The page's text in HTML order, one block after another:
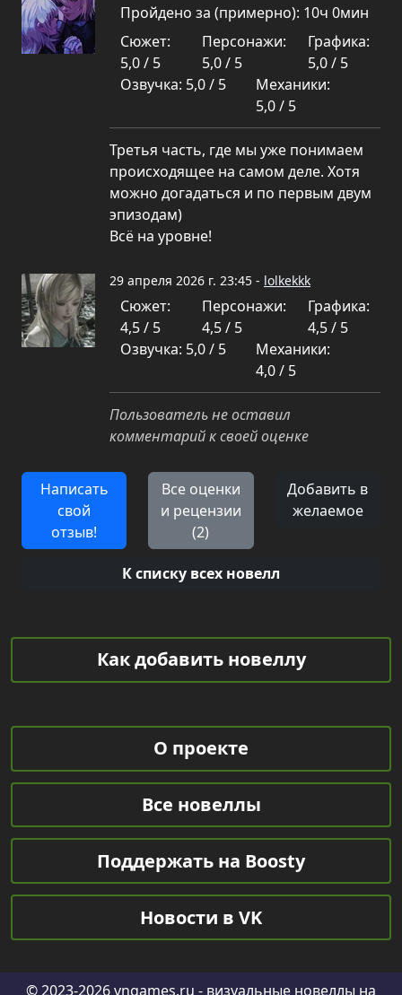
Пройдено за (примерно): 10ч 0мин
Сюжет:
5,0 / 5
Персонажи:
5,0 / 5
Графика:
5,0 / 5
Озвучка: 5,0 / 5
Механики:
5,0 / 5
Третья часть, где мы уже понимаем
происходящее на самом деле. Хотя
можно догадаться и по первым двум
эпизодам)
Всё на уровне!
29 апреля 2026 г. 23:45 - lolkekkk
Сюжет:
4,5 / 5
Персонажи:
4,5 / 5
Графика:
4,5 / 5
Озвучка: 5,0 / 5
Механики:
4,0 / 5
Пользователь не оставил
комментарий к своей оценке
Написать
свой
отзыв!
Все оценки
и рецензии
(2)
Добавить в
желаемое
К списку всех новелл
Как добавить новеллу
О проекте
Все новеллы
Поддержать на Boosty
Новости в VK
© 2023-2026vngames.ru - визуальные новеллы на